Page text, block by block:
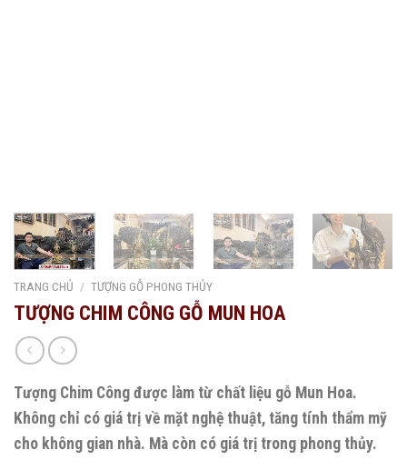
TRANG CHỦ / TƯỢNG GỖ PHONG THỦY
TƯỢNG CHIM CÔNG GỖ MUN HOA
Tượng Chim Công được làm từ chất liệu gỗ Mun Hoa.
Không chỉ có giá trị về mặt nghệ thuật, tăng tính thẩm mỹ
cho không gian nhà. Mà còn có giá trị trong phong thủy.